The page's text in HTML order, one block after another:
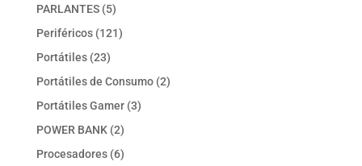
PARLANTES 55
productos
Periféricos 121121
Portátiles 2323
productos
Portátiles de Consumo 22
Portátiles Gamer 33
POWER BANK 22
productos
Procesadores 66